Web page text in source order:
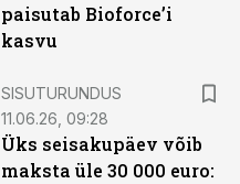
paisutab Bioforce’i
kasvu
SISUTURUNDUS
11.06.26, 09:28
Üks seisakupäev võib
maksta üle 30 000 euro: